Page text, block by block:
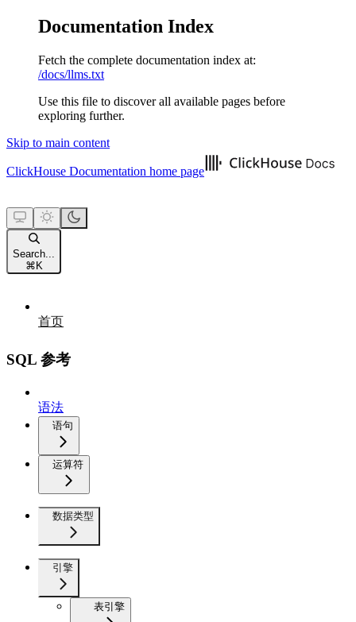
Documentation Index
Fetch the complete documentation index at:
/docs/llms.txt
Use this file to discover all available pages before
exploring further.
Skip to main content
ClickHouse Documentation home page
Search...
⌘ K
首页
SQL 参考
语法
语句
运算符
数据类型
引擎
表引擎